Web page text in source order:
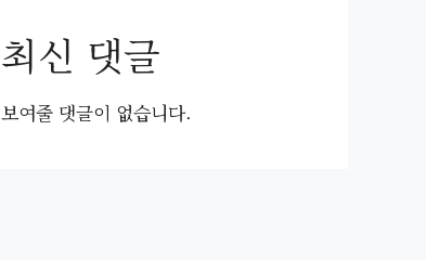
최신 댓글
보여줄 댓글이 없습니다.